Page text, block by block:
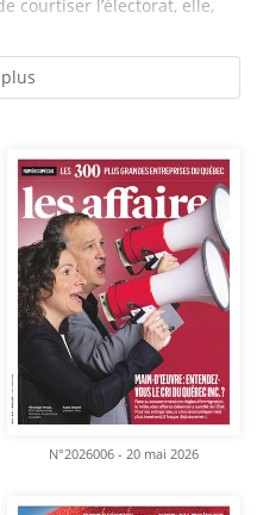
courtiser l’électorat, elle,
N°2026006 - 20 mai 2026